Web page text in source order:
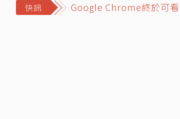
快訊 離世前48小時還在直播